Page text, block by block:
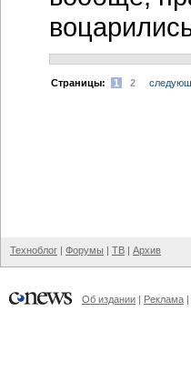
Cтраницы: 1 2
Техноблог | Форумы | ТВ | Архив
Об издании | Реклама |